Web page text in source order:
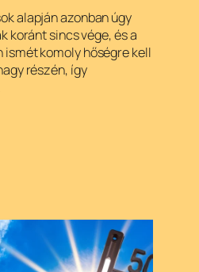
alapján azonban úgy
koránt sincs vége, és a
ismét komoly hőségre kell
részén, így